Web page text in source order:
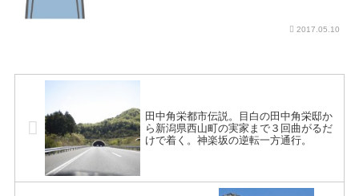
2017.05.10
田中角栄都市伝説。目白の田中角栄邸か
ら新潟県西山町の実家まで３回曲がるだ
けで着く。神楽坂の逆転一方通行。